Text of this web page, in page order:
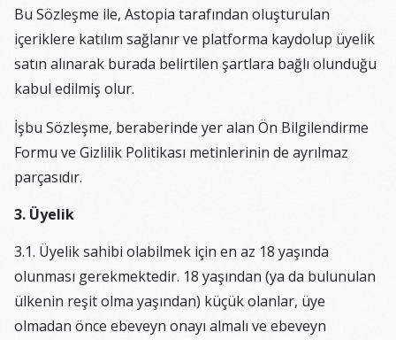
Bu Sözleşme ile, Astopia tarafından oluşturulan
içeriklere katılım sağlanır ve platforma kaydolup üyelik
satın alınarak burada belirtilen şartlara bağlı olunduğu
kabul edilmiş olur.
İşbu Sözleşme, beraberinde yer alan Ön Bilgilendirme
Formu ve Gizlilik Politikası metinlerinin de ayrılmaz
parçasıdır.
3. Üyelik
3.1. Üyelik sahibi olabilmek için en az 18 yaşında
olunması gerekmektedir. 18 yaşından (ya da bulunulan
ülkenin reşit olma yaşından) küçük olanlar, üye
olmadan önce ebeveyn onayı almalı ve ebeveyn